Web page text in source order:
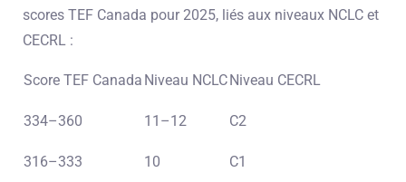
scores TEF Canada pour 2025, liés aux niveaux NCLC et
CECRL :
Score TEF Canada Niveau NCLC Niveau CECRL
334–360 11–12 C2
316–333 10 C1